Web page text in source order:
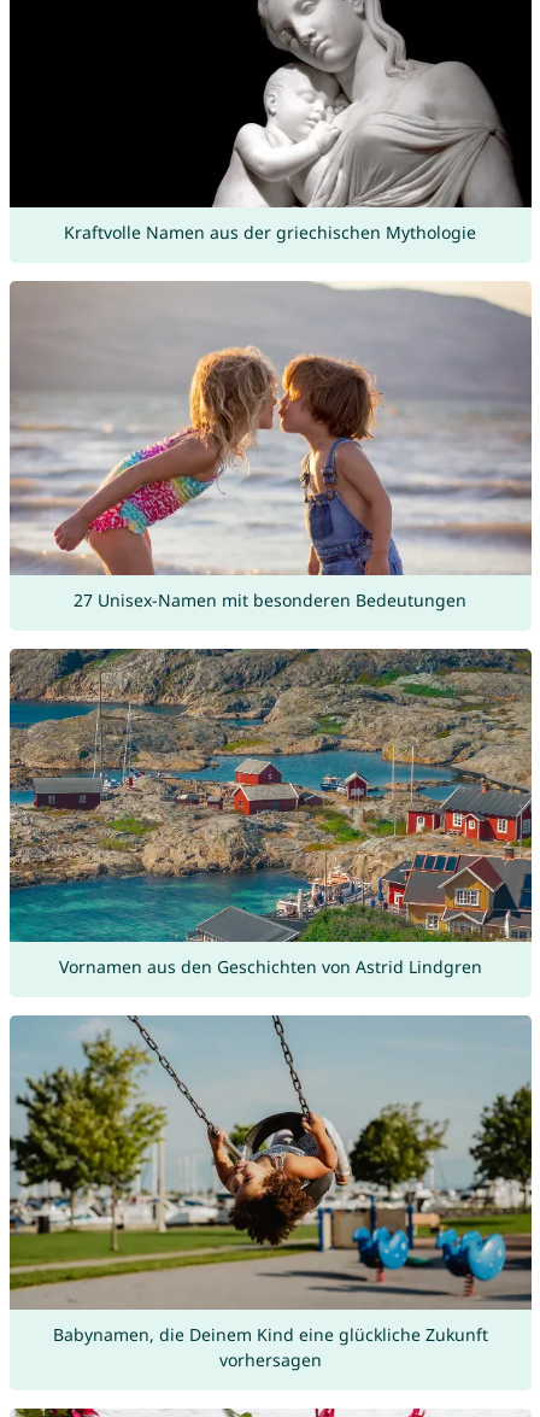
Kraftvolle Namen aus der griechischen Mythologie
27 Unisex-Namen mit besonderen Bedeutungen
Vornamen aus den Geschichten von Astrid Lindgren
Babynamen, die Deinem Kind eine glückliche Zukunft
vorhersagen